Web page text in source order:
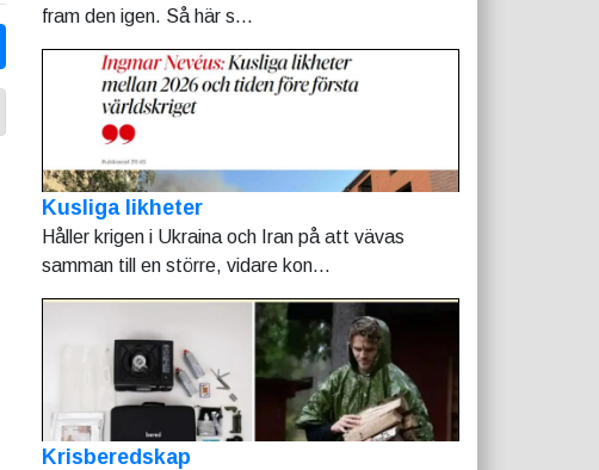
fram den igen. Så här s...
Kusliga likheter
Håller krigen i Ukraina och Iran på att vävas
samman till en större, vidare kon...
Krisberedskap